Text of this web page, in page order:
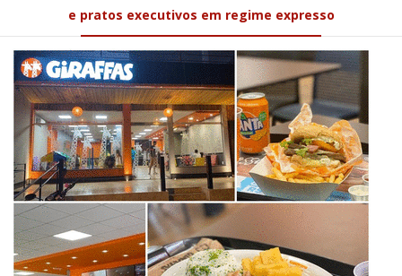
e pratos executivos em regime expresso